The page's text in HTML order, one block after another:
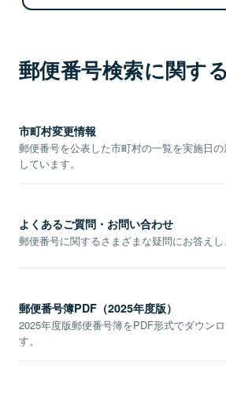
郵便番号検索に関す
市町村変更情報
郵便番号を公表した市町村の一覧を実施日
しています。
よくあるご質問・お問い合わせ
郵便番号に関するさまざまな疑問にお答えし
郵便番号簿PDF（2025年度版）
2025年度版郵便番号簿をPDF形式でダウン
す。